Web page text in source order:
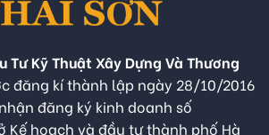
Tư Kỹ Thuật Xây Dựng Và Thương
đăng kí thành lập ngày 28/10/2016
đăng ký kinh doanh số
Kế hoạch và đầu tư thành phố Hà